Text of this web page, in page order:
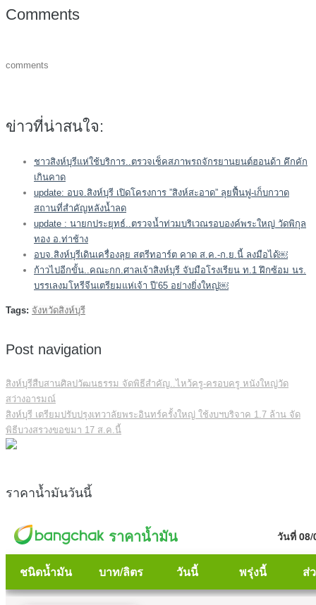
Comments
comments
ข่าวที่น่าสนใจ:
ชาวสิงห์บุรีแห่ใช้บริการ..ตรวจเช็คสภาพรถจักรยานยนต์ฮอนด้า คึกคัก
เกินคาด
update: อบจ.สิงห์บุรี เปิดโครงการ ”สิงห์สะอาด” ลุยฟื้นฟู-เก็บกวาด
สถานที่สำคัญหลังน้ำลด
update : นายกประยุทธ์..ตรวจน้ำท่วมบริเวณรอบองค์พระใหญ่ วัดพิกุล
ทอง อ.ท่าช้าง
อบจ.สิงห์บุรีเดินเครื่องลุย สตรีทอาร์ต คาด ส.ค.-ก.ย.นี้ ลงมือได้￼
ก้าวไปอีกขั้น..คณะกก.ศาลเจ้าสิงห์บุรี จับมือโรงเรียน ท.1 ฝึกซ้อม นร.
บรรเลงมโหรีจีนเตรียมแห่เจ้า ปี’65 อย่างยิ่งใหญ่￼
Tags: จังหวัดสิงห์บุรี
Post navigation
สิงห์บุรีสืบสานศิลปวัฒนธรรม จัดพิธีสำคัญ..ไหว้ครู-ครอบครู หนังใหญ่วัด
สว่างอารมณ์
สิงห์บุรี เตรียมปรับปรุงเทวาลัยพระอินทร์ครั้งใหญ่ ใช้งบฯบริจาค 1.7 ล้าน จัด
พิธีบวงสรวงขอขมา 17 ส.ค.นี้
ราคาน้ำมันวันนี้